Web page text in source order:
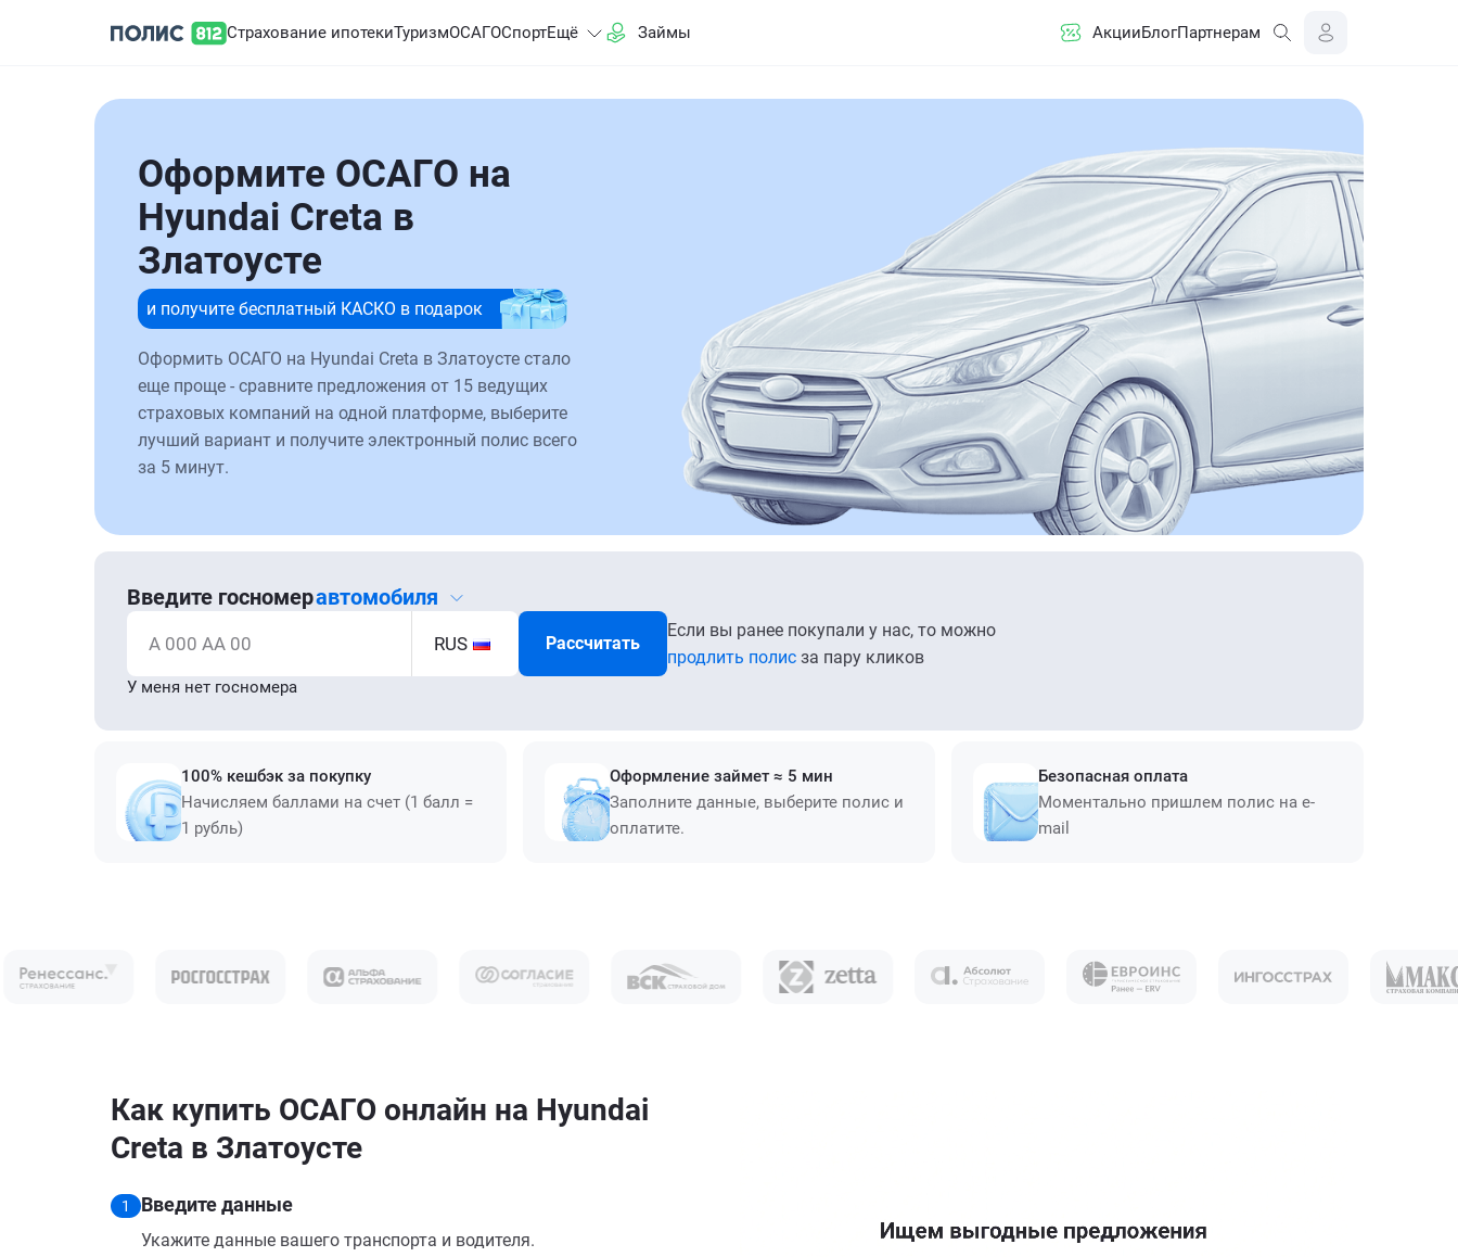
Страхование ипотекиТуризмОСАГОСпортЕщё Займы АкцииБлогПартнерам
Оформите ОСАГО на
Hyundai Creta в
Златоусте
и получите бесплатный КАСКО в подарок
Оформить ОСАГО на Hyundai Creta в Златоусте стало
еще проще - сравните предложения от 15 ведущих
страховых компаний на одной платформе, выберите
лучший вариант и получите электронный полис всего
за 5 минут.
Введите госномеравтомобиля
А 000 АА 00 RUS Рассчитать
Если вы ранее покупали у нас, то можно
продлить полис за пару кликов
У меня нет госномера
100% кешбэк за покупку
Начисляем баллами на счет (1 балл =
1 рубль)
Оформление займет ≈ 5 мин
Заполните данные, выберите полис и
оплатите.
Безопасная оплата
Моментально пришлем полис на e-
mail
Как купить ОСАГО онлайн на Hyundai
Creta в Златоусте
1 Введите данные
Укажите данные вашего транспорта и водителя.